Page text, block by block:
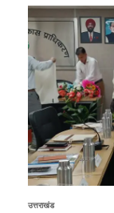
उत्तराखंड